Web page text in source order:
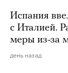
Испания
с Италией.
меры из-за
день назад